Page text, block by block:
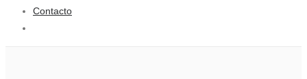
Contacto